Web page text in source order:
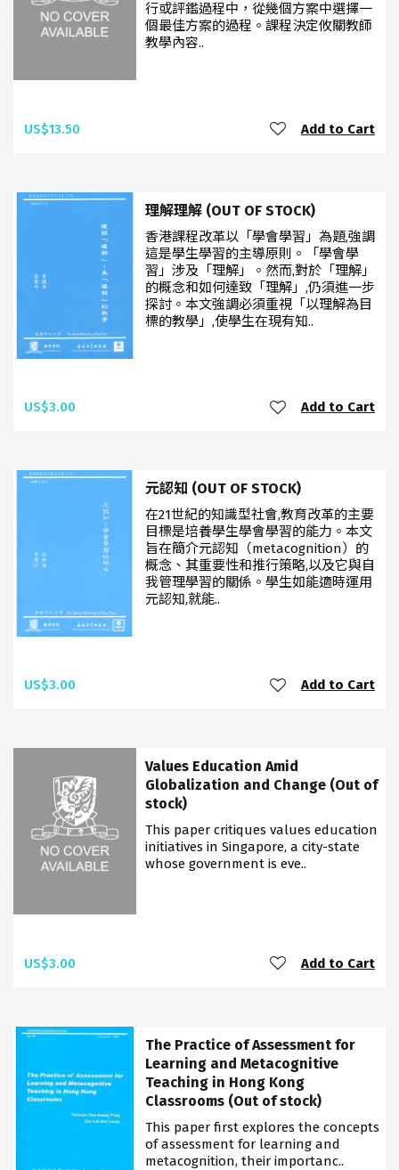
行或評鑑過程中，從幾個方案中選擇一
個最佳方案的過程。課程決定攸關教師
教學內容..
US$13.50 Add to Cart
理解理解 (OUT OF STOCK)
香港課程改革以「學會學習」為題,強調
這是學生學習的主導原則。「學會學
習」涉及「理解」。然而,對於「理解」
的概念和如何達致「理解」,仍須進一步
探討。本文強調必須重視「以理解為目
標的教學」,使學生在現有知..
US$3.00 Add to Cart
元認知 (OUT OF STOCK)
在21世紀的知識型社會,教育改革的主要
目標是培養學生學會學習的能力。本文
旨在簡介元認知（metacognition）的
概念、其重要性和推行策略,以及它與自
我管理學習的關係。學生如能適時運用
元認知,就能..
US$3.00 Add to Cart
Values Education Amid
Globalization and Change (Out of
stock)
This paper critiques values education
initiatives in Singapore, a city-state
whose government is eve..
US$3.00 Add to Cart
The Practice of Assessment for
Learning and Metacognitive
Teaching in Hong Kong
Classrooms (Out of stock)
This paper first explores the concepts
of assessment for learning and
metacognition, their importanc..